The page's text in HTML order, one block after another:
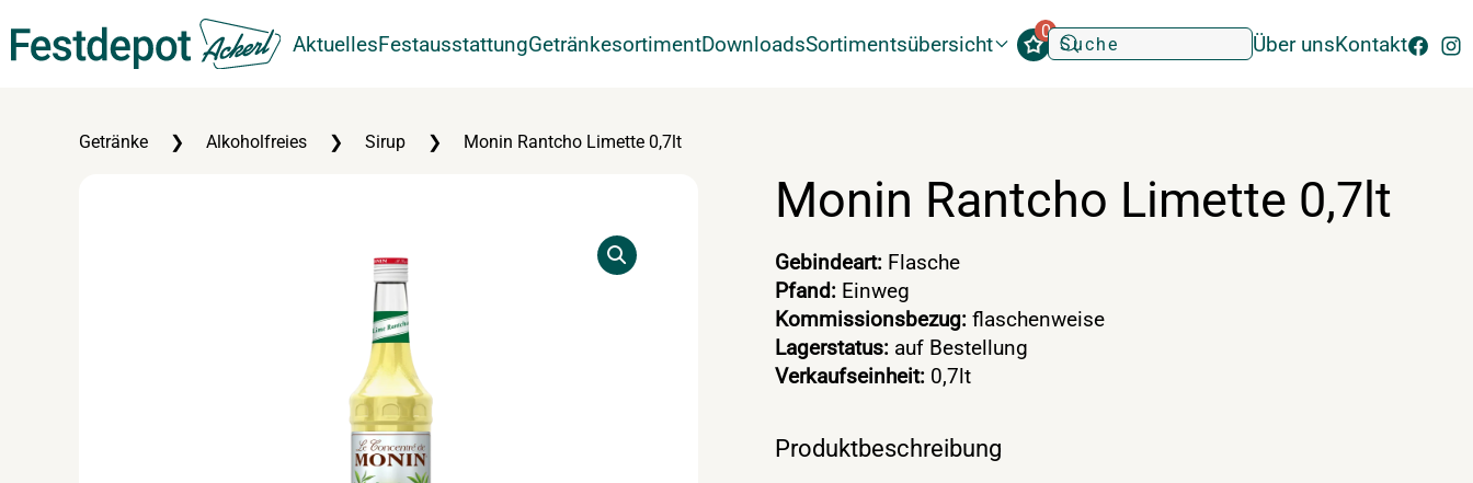
Zum Hauptinhalt springen AktuellesFestausstattungGetränkesortimentDownloadsSortimentsübersicht
0
Über unsKontakt
Getränke Alkoholfreies Sirup Monin Rantcho Limette 0,7lt
Monin Rantcho Limette 0,7lt
Gebindeart: Flasche
Pfand: Einweg
Kommissionsbezug: flaschenweise
Lagerstatus: auf Bestellung
Verkaufseinheit: 0,7lt
Produktbeschreibung